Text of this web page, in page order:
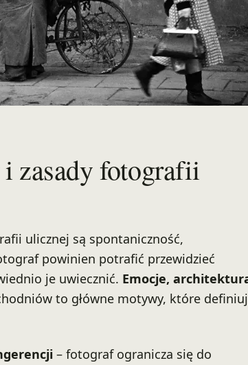
zasady fotografii
ulicznej są spontaniczność,
powinien potrafić przewidzieć
je uwiecznić. Emocje,
to główne motywy, które
– fotograf ogranicza się do